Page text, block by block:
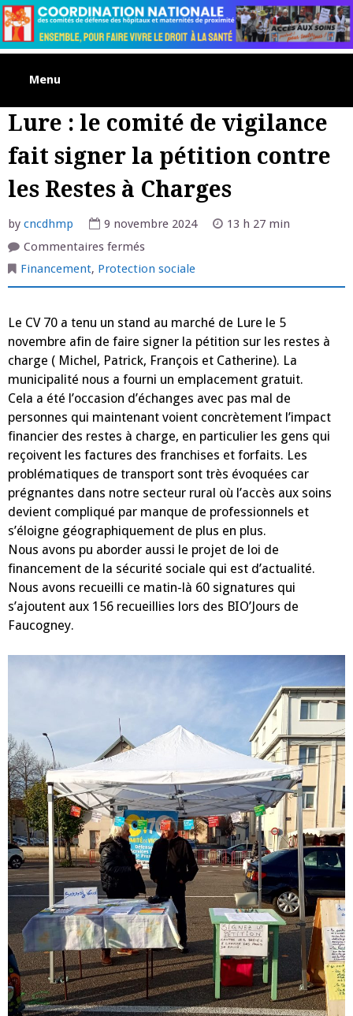
Skip
to
content
Menu
Lure : le comité de vigilance
fait signer la pétition contre
les Restes à Charges
by cncdhmp 9 novembre 2024
13 h 27 min
Commentaires ferméssur
:
comité
fait
signer
la
pétition
contre
les
à
Charges
Financement, Protection sociale
Le CV 70 a tenu un stand au marché de Lure le 5
novembre afin de faire signer la pétition sur les restes à
charge ( Michel, Patrick, François et Catherine). La
municipalité nous a fourni un emplacement gratuit.
Cela a été l’occasion d’échanges avec pas mal de
personnes qui maintenant voient concrètement l’impact
financier des restes à charge, en particulier les gens qui
reçoivent les factures des franchises et forfaits. Les
problématiques de transport sont très évoquées car
prégnantes dans notre secteur rural où l’accès aux soins
devient compliqué par manque de professionnels et
s’éloigne géographiquement de plus en plus.
Nous avons pu aborder aussi le projet de loi de
financement de la sécurité sociale qui est d’actualité.
Nous avons recueilli ce matin-là 60 signatures qui
s’ajoutent aux 156 recueillies lors des BIO’Jours de
Faucogney.